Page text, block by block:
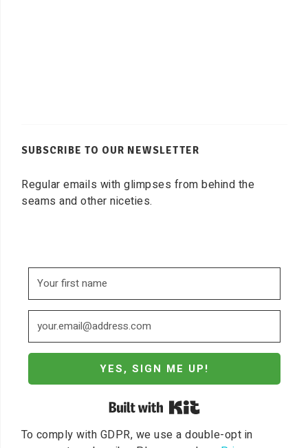
SUBSCRIBE TO OUR NEWSLETTER
Regular emails with glimpses from behind the
seams and other niceties.
YES, SIGN ME UP!
To comply with GDPR, we use a double-opt in